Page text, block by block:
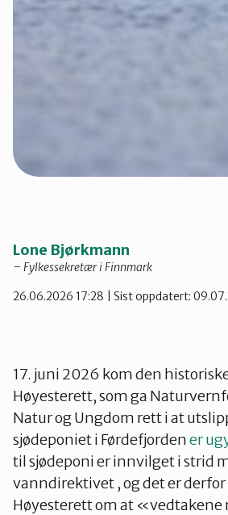
Lone Bjørkmann
– Fylkessekretær i Finnmark
26.06.2026 17:28 | Sist oppdatert:
17. juni 2026 kom den
Høyesterett, som ga
Natur og Ungdom rett i at
sjødeponiet i Førdefjordener
til sjødeponi er innvilget i strid
vanndirektivet , og det er
Høyesterett om at «vedtakene